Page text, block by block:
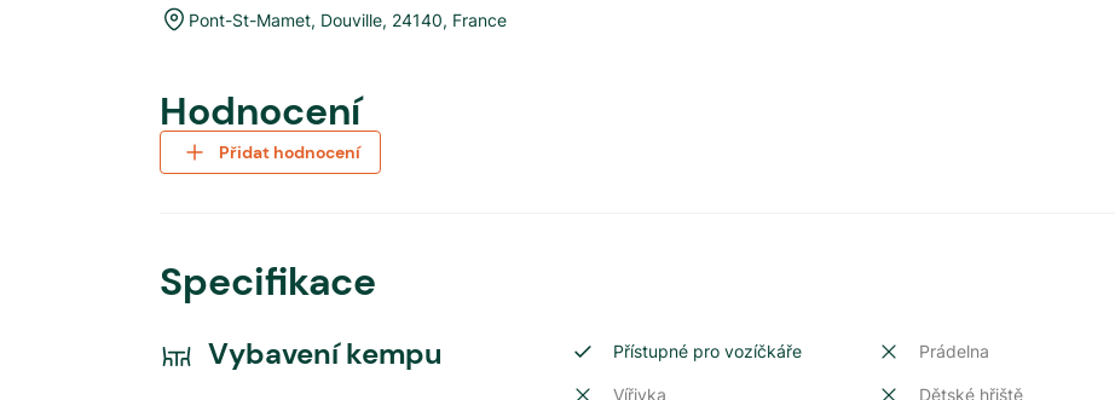
Pont-St-Mamet, Douville, 24140, France
Hodnocení
Přidat hodnocení
Specifikace
Vybavení kempu Přístupné pro vozíčkáře Prádelna
Vířivka Dětské hřiště